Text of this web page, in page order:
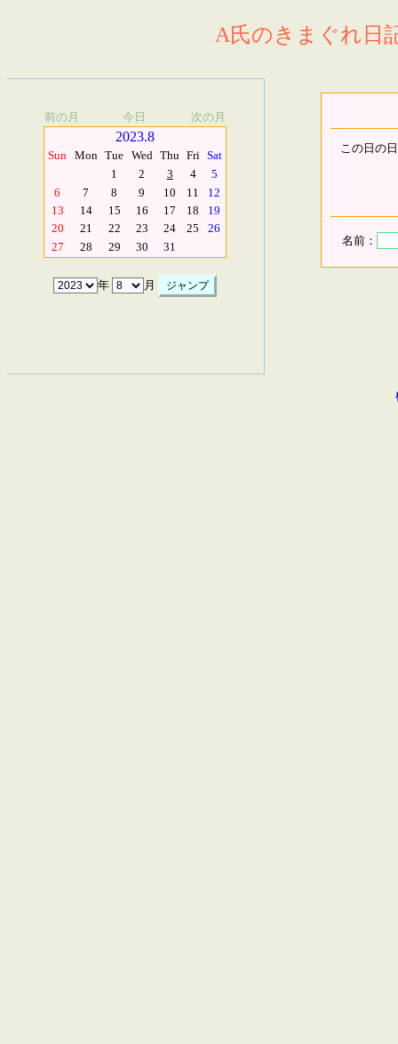
A氏のきまぐれ日
前の月 今日 次の月
2023.8
Sun Mon Tue Wed Thu Fri Sat
1
2 3 4
5
6
7 8 9 10 11
12
13
14 15 16 17 18
19
20
21 22 23 24 25
26
27
28 29 30 31
年 月
この日の
名前：